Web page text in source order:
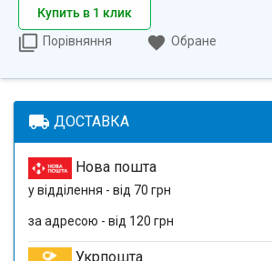
Купить в 1 клик
Порівняння
Обране
local_shipping ДОСТАВКА
Нова пошта
у відділення - від 70 грн
за адресою - від 120 грн
Укрпошта